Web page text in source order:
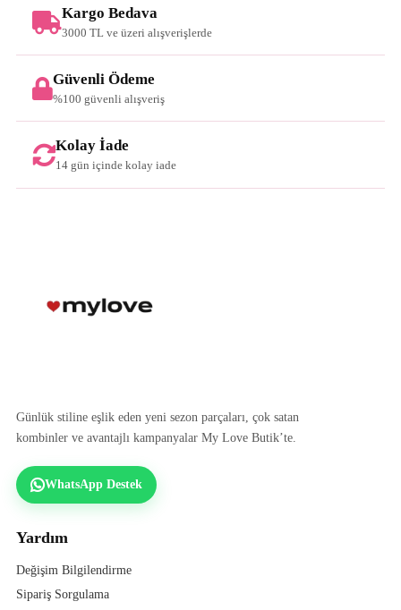
Kargo Bedava
3000 TL ve üzeri alışverişlerde
Güvenli Ödeme
%100 güvenli alışveriş
Kolay İade
14 gün içinde kolay iade
Günlük stiline eşlik eden yeni sezon parçaları, çok satan
kombinler ve avantajlı kampanyalar My Love Butik’te.
WhatsApp Destek
Yardım
Değişim Bilgilendirme
Sipariş Sorgulama